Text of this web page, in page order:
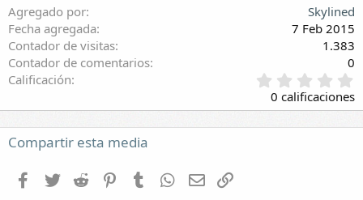
Agregado por
Skylined
Fecha agregada
7 Feb 2015
Contador de visitas
1.383
Contador de comentarios
0
Calificación
,
0
0
0 calificaciones
Compartir esta media
Facebook
Twitter Reddit PinterestTumblr WhatsApp
E-mail